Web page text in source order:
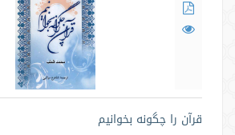
قرآن را چگونه بخوانیم